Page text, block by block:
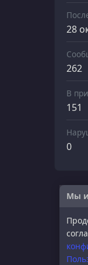
28
262
В
151
0
Мы